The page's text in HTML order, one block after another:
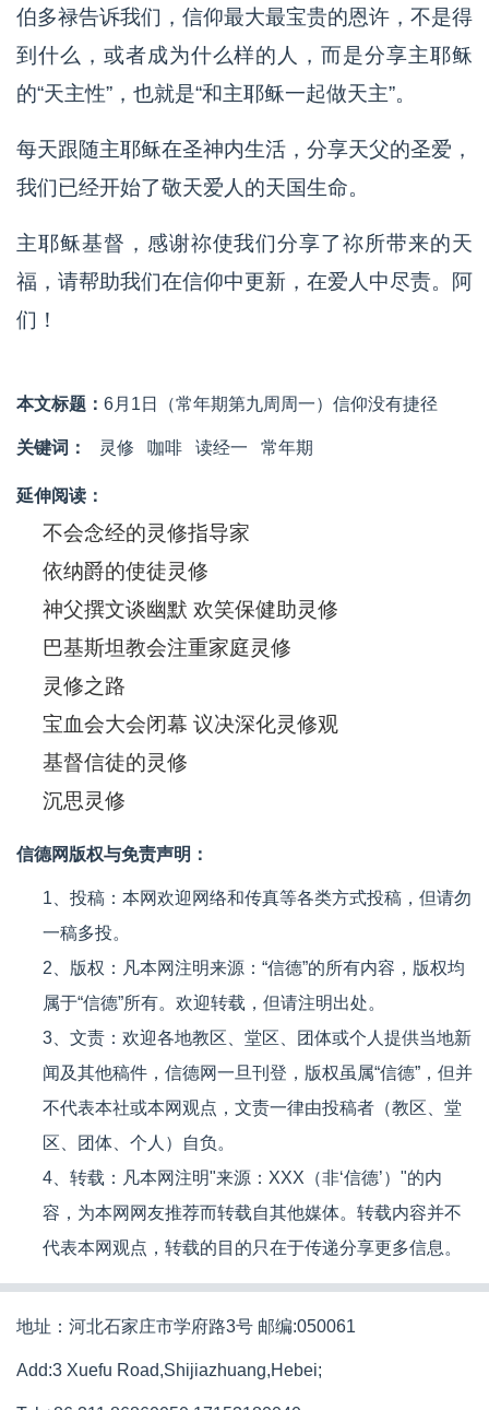
伯多禄告诉我们，信仰最大最宝贵的恩许，不是得
到什么，或者成为什么样的人，而是分享主耶稣
的“天主性”，也就是“和主耶稣一起做天主”。
每天跟随主耶稣在圣神内生活，分享天父的圣爱，
我们已经开始了敬天爱人的天国生命。
主耶稣基督，感谢祢使我们分享了祢所带来的天
福，请帮助我们在信仰中更新，在爱人中尽责。阿
们！
本文标题： 6月1日（常年期第九周周一）信仰没有捷径
关键词： 灵修 咖啡 读经一 常年期
延伸阅读：
不会念经的灵修指导家
依纳爵的使徒灵修
神父撰文谈幽默 欢笑保健助灵修
巴基斯坦教会注重家庭灵修
灵修之路
宝血会大会闭幕 议决深化灵修观
基督信徒的灵修
沉思灵修
信德网版权与免责声明：
1、投稿：本网欢迎网络和传真等各类方式投稿，但请勿
一稿多投。
2、版权：凡本网注明来源：“信德”的所有内容，版权均
属于“信德”所有。欢迎转载，但请注明出处。
3、文责：欢迎各地教区、堂区、团体或个人提供当地新
闻及其他稿件，信德网一旦刊登，版权虽属“信德”，但并
不代表本社或本网观点，文责一律由投稿者（教区、堂
区、团体、个人）自负。
4、转载：凡本网注明"来源：XXX（非‘信德’）"的内
容，为本网网友推荐而转载自其他媒体。转载内容并不
代表本网观点，转载的目的只在于传递分享更多信息。
地址：河北石家庄市学府路3号 邮编:050061
Add:3 Xuefu Road,Shijiazhuang,Hebei;